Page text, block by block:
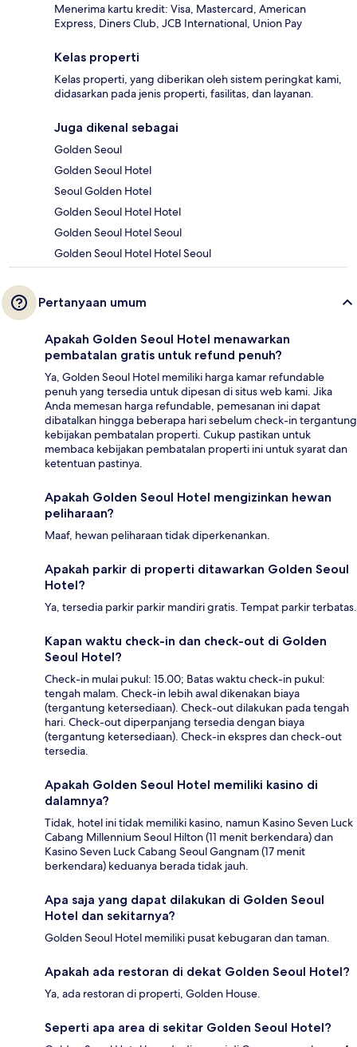
Menerima kartu kredit: Visa, Mastercard, American
Express, Diners Club, JCB International, Union Pay
Kelas properti
Kelas properti, yang diberikan oleh sistem peringkat kami,
didasarkan pada jenis properti, fasilitas, dan layanan.
Juga dikenal sebagai
Golden Seoul
Golden Seoul Hotel
Seoul Golden Hotel
Golden Seoul Hotel Hotel
Golden Seoul Hotel Seoul
Golden Seoul Hotel Hotel Seoul
Pertanyaan umum
Apakah Golden Seoul Hotel menawarkan
pembatalan gratis untuk refund penuh?
Ya, Golden Seoul Hotel memiliki harga kamar refundable
penuh yang tersedia untuk dipesan di situs web kami. Jika
Anda memesan harga refundable, pemesanan ini dapat
dibatalkan hingga beberapa hari sebelum check-in tergantung
kebijakan pembatalan properti. Cukup pastikan untuk
membaca kebijakan pembatalan properti ini untuk syarat dan
ketentuan pastinya.
Apakah Golden Seoul Hotel mengizinkan hewan
peliharaan?
Maaf, hewan peliharaan tidak diperkenankan.
Apakah parkir di properti ditawarkan Golden Seoul
Hotel?
Ya, tersedia parkir parkir mandiri gratis. Tempat parkir terbatas.
Kapan waktu check-in dan check-out di Golden
Seoul Hotel?
Check-in mulai pukul: 15.00; Batas waktu check-in pukul:
tengah malam. Check-in lebih awal dikenakan biaya
(tergantung ketersediaan). Check-out dilakukan pada tengah
hari. Check-out diperpanjang tersedia dengan biaya
(tergantung ketersediaan). Check-in ekspres dan check-out
tersedia.
Apakah Golden Seoul Hotel memiliki kasino di
dalamnya?
Tidak, hotel ini tidak memiliki kasino, namun Kasino Seven Luck
Cabang Millennium Seoul Hilton (11 menit berkendara) dan
Kasino Seven Luck Cabang Seoul Gangnam (17 menit
berkendara) keduanya berada tidak jauh.
Apa saja yang dapat dilakukan di Golden Seoul
Hotel dan sekitarnya?
Golden Seoul Hotel memiliki pusat kebugaran dan taman.
Apakah ada restoran di dekat Golden Seoul Hotel?
Ya, ada restoran di properti, Golden House.
Seperti apa area di sekitar Golden Seoul Hotel?